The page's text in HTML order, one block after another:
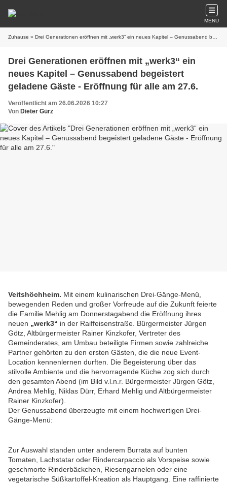
MENU
Zuhause » Drei Generationen eröffnen mit „werk3“ ein neues Kapitel – Genussabend begeistert geladene Gäste - Eröffnung für alle am 27.6.
Drei Generationen eröffnen mit „werk3“ ein
neues Kapitel – Genussabend begeistert
geladene Gäste - Eröffnung für alle am 27.6.
Veröffentlicht am 26.06.2026 10:27
Von Dieter Gürz
Veitshöchheim. Mit einem kulinarischen Drei-Gänge-Menü,
bewegenden Reden und großer Vorfreude auf die Zukunft feierte
die Familie Mehlig am Donnerstagabend die Eröffnung ihres
neuen „werk3“ in der Raiffeisenstraße. Bürgermeister Jürgen
Götz, Altbürgermeister Rainer Kinzkofer, Vertreter des
Gemeinderates, am Umbau beteiligte Firmen sowie zahlreiche
Partner gehörten zu den ersten Gästen, die die neue Event-
Location kennenlernen durften. Die Begeisterung über das
stilvolle Ambiente und die hervorragende Küche zog sich durch
den gesamten Abend (im Bild v.l.n.r. Bürgermeister Jürgen Götz,
Andrea Mehlig, Niklas Dürr, Erhard Mehlig und Altbürgermeister
Rainer Kinzkofer).
Der Genussabend überzeugte mit einem hochwertigen Drei-
Gänge-Menü:
Zur Auswahl standen unter anderem Burrata auf bunten
Tomaten, Lachstatar oder Rindercarpaccio als Vorspeise sowie
geschmorte Rinderbäckchen, Riesengarnelen oder eine
vegetarische Süßkartoffel-Kreation als Hauptgang. Eine raffinierte